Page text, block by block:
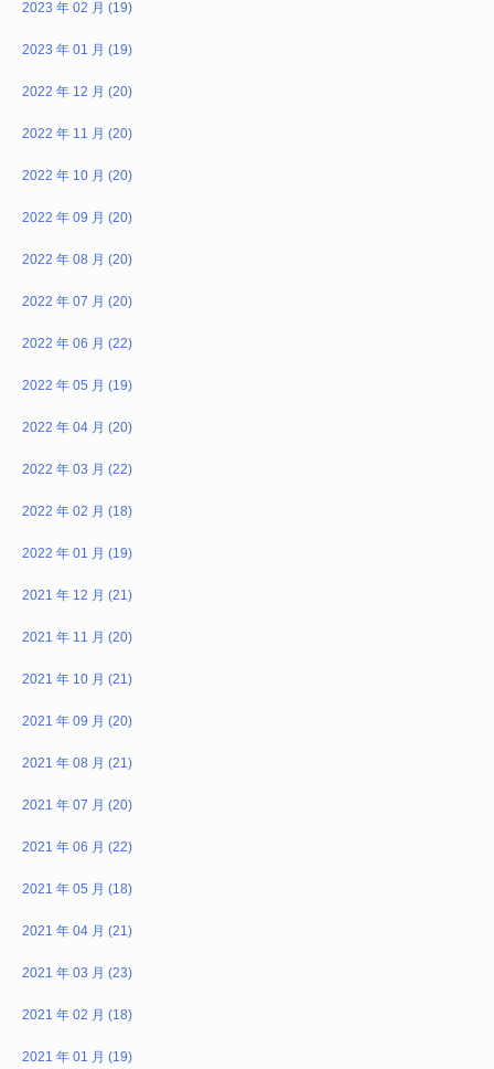
2023 年 02 月 (19)
2023 年 01 月 (19)
2022 年 12 月 (20)
2022 年 11 月 (20)
2022 年 10 月 (20)
2022 年 09 月 (20)
2022 年 08 月 (20)
2022 年 07 月 (20)
2022 年 06 月 (22)
2022 年 05 月 (19)
2022 年 04 月 (20)
2022 年 03 月 (22)
2022 年 02 月 (18)
2022 年 01 月 (19)
2021 年 12 月 (21)
2021 年 11 月 (20)
2021 年 10 月 (21)
2021 年 09 月 (20)
2021 年 08 月 (21)
2021 年 07 月 (20)
2021 年 06 月 (22)
2021 年 05 月 (18)
2021 年 04 月 (21)
2021 年 03 月 (23)
2021 年 02 月 (18)
2021 年 01 月 (19)